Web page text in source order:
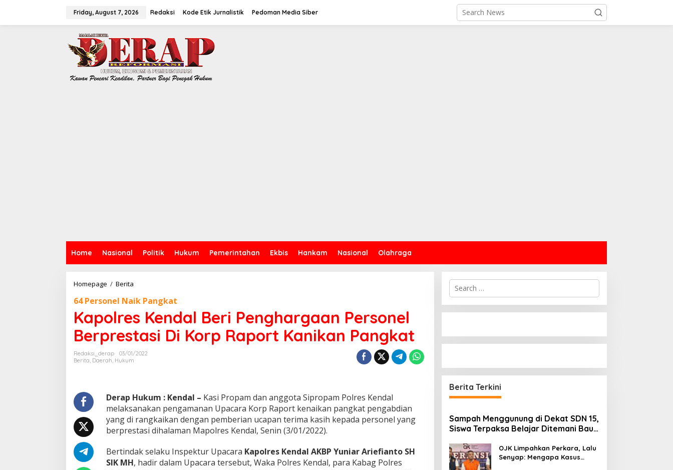
Friday, August 7, 2026 Redaksi Kode Etik Jurnalistik Pedoman Media Siber
Home Nasional Politik Hukum Pemerintahan Ekbis Hankam Nasional Olahraga
Homepage / Berita
Beri
Penghargaan
Personel
Berprestasi
Di
Raport
Kanikan
64 Personel Naik Pangkat
Kapolres Kendal Beri Penghargaan Personel
Berprestasi Di Korp Raport Kanikan Pangkat
Redaksi_derap
03/01/2022
Berita, Daerah, Hukum
Derap Hukum : Kendal – Kasi Propam dan anggota Sipropam Polres Kendal
melaksanakan pengamanan Upacara Korp Raport kenaikan pangkat pengabdian
yang di rangkaikan dengan pemberian ucapan terima kasih kepada personel yang
berprestasi dihalaman Mapolres Kendal, Senin (3/01/2022).
Bertindak selaku Inspektur Upacara Kapolres Kendal AKBP Yuniar Ariefianto SH
SIK MH, hadir dalam Upacara tersebut, Waka Polres Kendal, para Kabag Polres
Search
for:
Berita Terkini
Sampah Menggunung di Dekat SDN 15,
Siswa Terpaksa Belajar Ditemani Bau
OJK Limpahkan Perkara, Lalu
Senyap: Mengapa Kasus